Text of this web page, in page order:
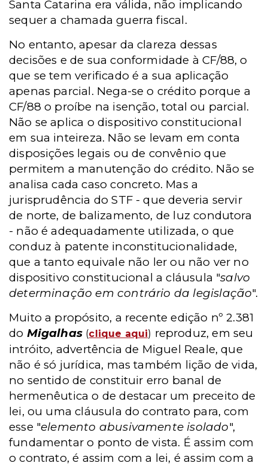
Santa Catarina era válida, não implicando
sequer a chamada guerra fiscal.
No entanto, apesar da clareza dessas
decisões e de sua conformidade à CF/88, o
que se tem verificado é a sua aplicação
apenas parcial. Nega-se o crédito porque a
CF/88 o proíbe na isenção, total ou parcial.
Não se aplica o dispositivo constitucional
em sua inteireza. Não se levam em conta
disposições legais ou de convênio que
permitem a manutenção do crédito. Não se
analisa cada caso concreto. Mas a
jurisprudência do STF - que deveria servir
de norte, de balizamento, de luz condutora
- não é adequadamente utilizada, o que
conduz à patente inconstitucionalidade,
que a tanto equivale não ler ou não ver no
dispositivo constitucional a cláusula "salvo
determinação em contrário da legislação".
Muito a propósito, a recente edição nº 2.381
do Migalhas (clique aqui) reproduz, em seu
intróito, advertência de Miguel Reale, que
não é só jurídica, mas também lição de vida,
no sentido de constituir erro banal de
hermenêutica o de destacar um preceito de
lei, ou uma cláusula do contrato para, com
esse "elemento abusivamente isolado",
fundamentar o ponto de vista. É assim com
o contrato, é assim com a lei, é assim com a